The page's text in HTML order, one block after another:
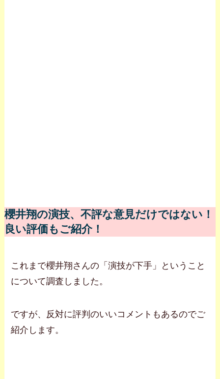
櫻井翔の演技、不評な意見だけではない！
良い評価もご紹介！
これまで櫻井翔さんの「演技が下手」ということ
について調査しました。
ですが、反対に評判のいいコメントもあるのでご
紹介します。